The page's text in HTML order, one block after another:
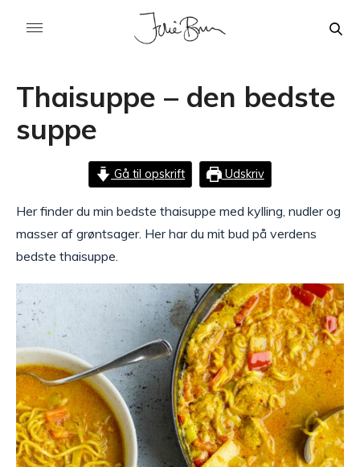
Thaisuppe – den bedste
suppe
Gå til opskrift Udskriv
Her finder du min bedste thaisuppe med kylling, nudler og
masser af grøntsager. Her har du mit bud på verdens
bedste thaisuppe.